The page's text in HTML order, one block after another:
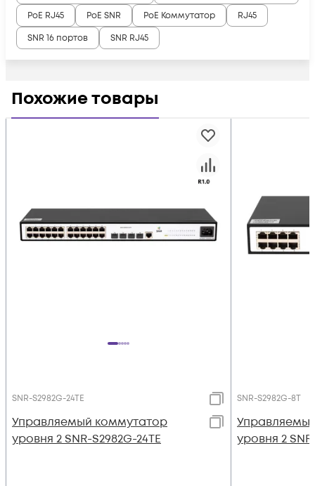
PoE RJ45
PoE SNR PoE Коммутатор
RJ45
SNR 16 портов
SNR RJ45
Похожие товары
SNR-S2982G-24TE
Управляемый коммутатор
уровня 2 SNR-S2982G-24TE
SNR-S2982G-8T
уровня 2